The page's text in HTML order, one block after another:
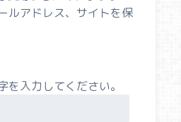
ルアドレス、サイトを保
を入力してください。